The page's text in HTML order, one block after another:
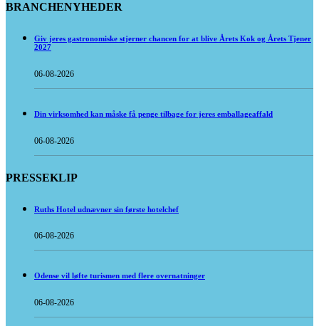
BRANCHENYHEDER
Giv jeres gastronomiske stjerner chancen for at blive Årets Kok og Årets Tjener
2027
06-08-2026
Din virksomhed kan måske få penge tilbage for jeres emballageaffald
06-08-2026
PRESSEKLIP
Ruths Hotel udnævner sin første hotelchef
06-08-2026
Odense vil løfte turismen med flere overnatninger
06-08-2026